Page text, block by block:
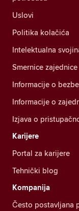
Uslovi
Politika kolačića
Intelektualna
Smernice zajednice
Informacije o
Informacije o
Izjava o
Karijere
Portal za karijere
Tehnički blog
Kompanija
Često postavljana